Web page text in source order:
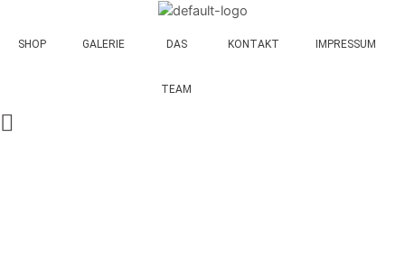
springen
SHOP GALERIE DAS
TEAM
KONTAKT IMPRESSUM
2